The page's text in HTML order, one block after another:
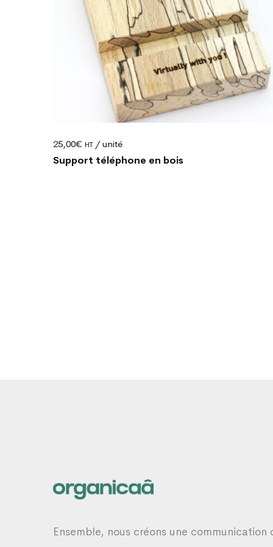
25,00€ HT / unité
Support téléphone en bois
Ensemble, nous créons une communication